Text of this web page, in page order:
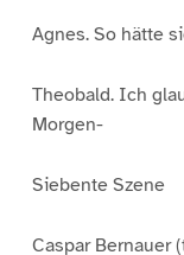
Agnes. So hätte
Theobald. Ich
Morgen-
Siebente Szene
Caspar Bernauer